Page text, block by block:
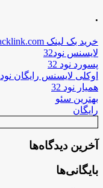
.
خرید بک لینک behtarinbacklink.com
لایسنس نود32
پسورد نود 32
اوکلی لایسنس رایگان نود 32
همیار نود 32
بهترین سئو
رایگان
آخرین دیدگاه‌ها
بایگانی‌ها